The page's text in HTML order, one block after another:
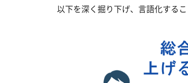
以下を深く掘り下げ、言語化するこ